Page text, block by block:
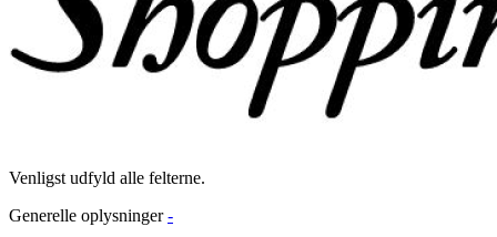
Venligst udfyld alle felterne.
Generelle oplysninger -